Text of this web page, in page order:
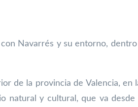
Navarrés y su entorno,
de la provincia de Valencia, en
natural y cultural, que va